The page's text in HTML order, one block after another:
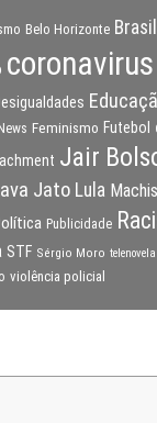
Belo Horizonte Brasil
coronavirus
Feminismo Futebol
Jair
Jato Lula
Publicidade
STF Sérgio Moro telenovela
violência policial